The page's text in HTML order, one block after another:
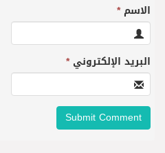
الاسم*
البريد الإلكتروني*